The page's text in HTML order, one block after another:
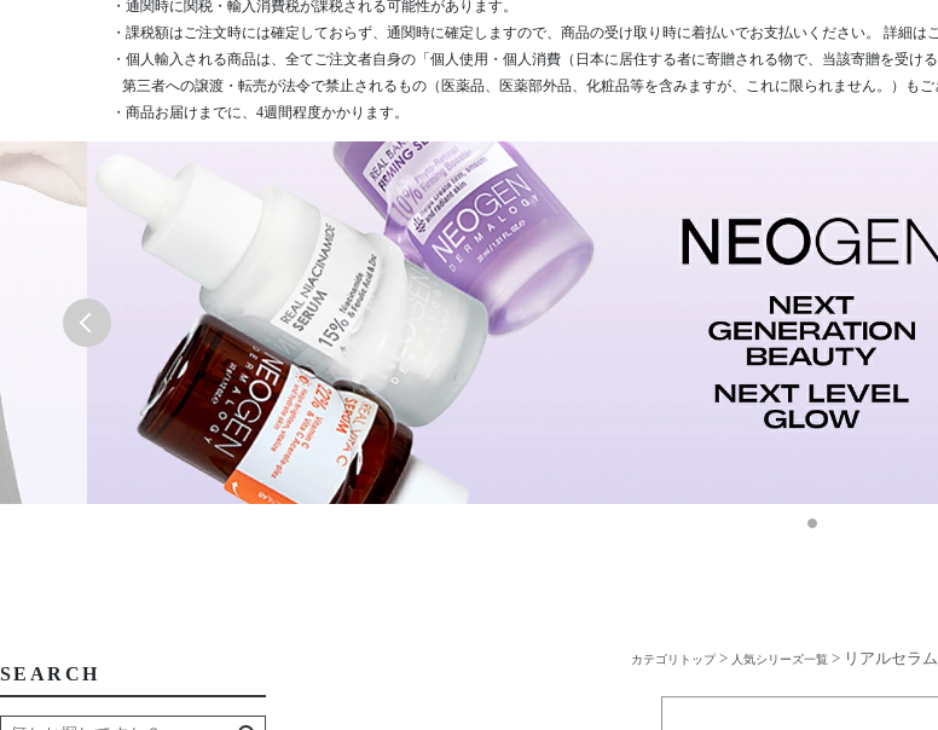
カテゴリトップ> 人気シリーズ一覧 > リアルセラム